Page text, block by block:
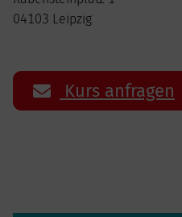
04103 Leipzig
Kurs anfragen